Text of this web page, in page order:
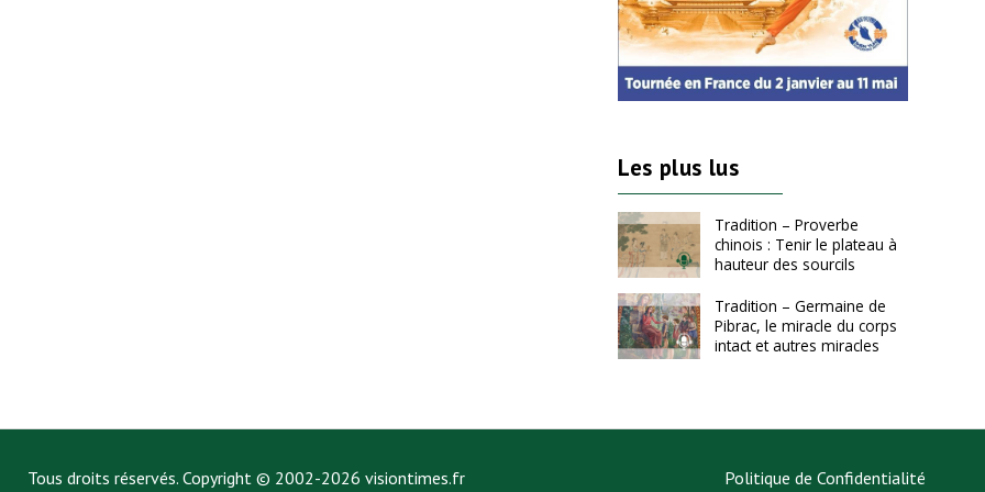
Les plus lus
Tradition – Proverbe
chinois : Tenir le plateau à
hauteur des sourcils
Tradition – Germaine de
Pibrac, le miracle du corps
intact et autres miracles
Tous droits réservés. Copyright © 2002-2026 visiontimes.fr Politique de Confidentialité